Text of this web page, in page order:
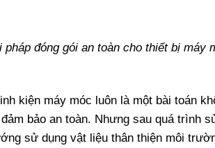
đóng gói an toàn cho thiết bị máy
kiện máy móc luôn là một bài toán
bảo an toàn. Nhưng sau quá trình
sử dụng vật liệu thân thiện môi